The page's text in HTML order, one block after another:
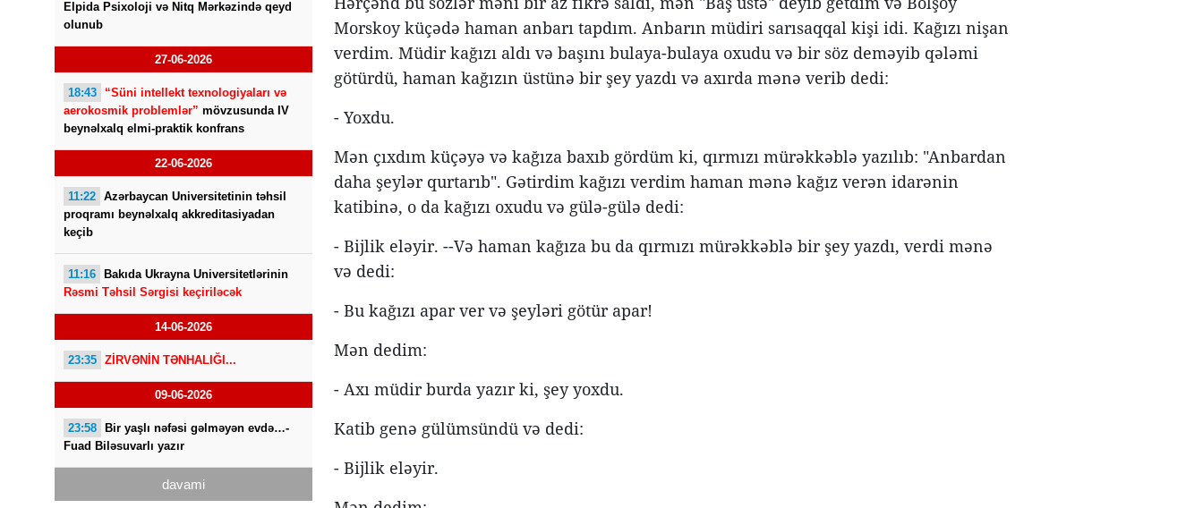
Elpida Psixoloji və Nitq Mərkəzində qeyd
olunub
27-06-2026
18:43
“Süni intellekt texnologiyaları və
aerokosmik problemlər” mövzusunda IV
beynəlxalq elmi-praktik konfrans
22-06-2026
11:22 Azərbaycan Universitetinin təhsil
proqramı beynəlxalq akkreditasiyadan
keçib
11:16
Bakıda Ukrayna Universitetlərinin
Rəsmi Təhsil Sərgisi keçiriləcək
14-06-2026
23:35 ZİRVƏNİN TƏNHALIĞI...
09-06-2026
23:58
Bir yaşlı nəfəsi gəlməyən evdə…-
Fuad Biləsuvarlı yazır
davami
Morskoy küçədə haman anbarı tapdım. Anbarın müdiri sarısaqqal kişi idi. Kağızı nişan
verdim. Müdir kağızı aldı və başını bulaya-bulaya oxudu və bir söz deməyib qələmi
götürdü, haman kağızın üstünə bir şey yazdı və axırda mənə verib dedi:
- Yoxdu.
Mən çıxdım küçəyə və kağıza baxıb gördüm ki, qırmızı mürəkkəblə yazılıb: "Anbardan
daha şeylər qurtarıb". Gətirdim kağızı verdim haman mənə kağız verən idarənin
katibinə, o da kağızı oxudu və gülə-gülə dedi:
- Bijlik eləyir. --Və haman kağıza bu da qırmızı mürəkkəblə bir şey yazdı, verdi mənə
və dedi:
- Bu kağızı apar ver və şeyləri götür apar!
Mən dedim:
- Axı müdir burda yazır ki, şey yoxdu.
Katib genə gülümsündü və dedi:
- Bijlik eləyir.